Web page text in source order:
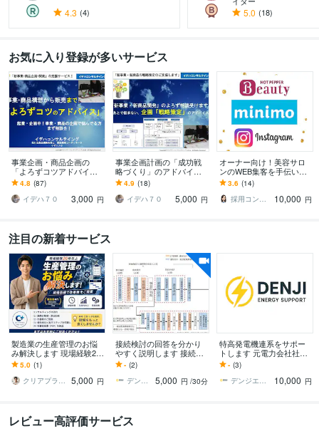
すべて見る
4.3 (4) 5.0 (18)
お気に入り登録が多いサービス
事業企画・商品企画の
「よろずコツアドバイ
ス」します 起業・企画
中！売れる事業・商品の
企画で悩んでる方まず相
4.8 (87)
イデハ７０
3,000 円
事業企画計画の「成功戦
略づくり」のアドバイス
します 起業計画！成功戦
略や最適計画でお悩みの
方、開発士に相談下さい
4.9 (18)
イデハ７０
5,000 円
オーナー向け！美容サロ
ンのWEB集客を手伝いま
す 予約数も閲覧数も変わ
る！insta/ホットペッパー
etc.
3.6 (14)
採用コンサルタント山之口｜メッセージ歓迎
10,000 円
注目の新着サービス
製造業の生産管理のお悩
み解決します 現場経験20
年以上。生産管理の課題
を実践目線でサポートし
ます
5.0 (1)
クリアプラス｜〜頭と心を整える〜
5,000 円
接続検討の回答を分かり
やすく説明します 接続検
討の回答の解説と注意点
を説明します。
- (2)
デンジエナジーサポート
5,000 円 /30分
特高発電機連系をサポー
トします 元電力会社社員
が教える｜特高発電機連
系の実務サポート
- (3)
デンジエナジーサポート
10,000 円
レビュー高評価サービス